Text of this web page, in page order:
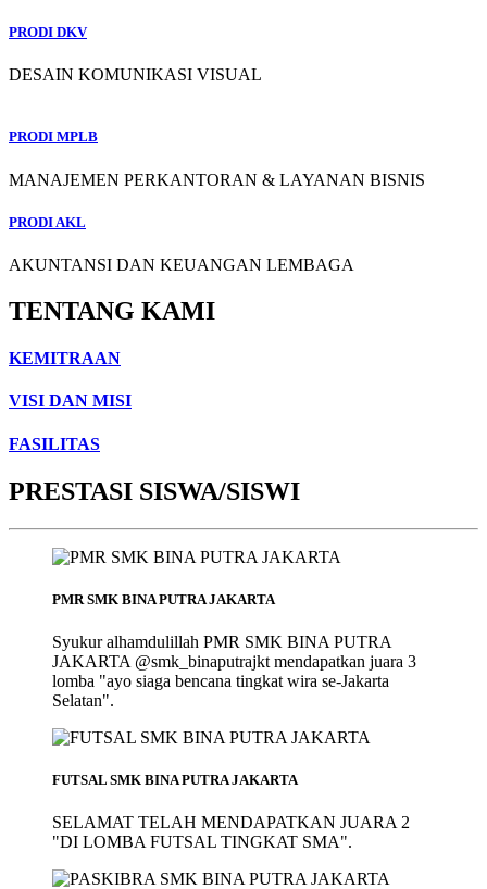
PRODI DKV
DESAIN KOMUNIKASI VISUAL
PRODI MPLB
MANAJEMEN PERKANTORAN & LAYANAN BISNIS
PRODI AKL
AKUNTANSI DAN KEUANGAN LEMBAGA
TENTANG KAMI
KEMITRAAN
VISI DAN MISI
FASILITAS
PRESTASI SISWA/SISWI
PMR SMK BINA PUTRA JAKARTA
Syukur alhamdulillah PMR SMK BINA PUTRA
JAKARTA @smk_binaputrajkt mendapatkan juara 3
lomba "ayo siaga bencana tingkat wira se-Jakarta
Selatan".
FUTSAL SMK BINA PUTRA JAKARTA
SELAMAT TELAH MENDAPATKAN JUARA 2
"DI LOMBA FUTSAL TINGKAT SMA".